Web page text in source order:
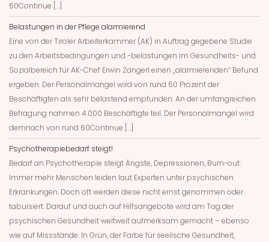
60Continue […]
Belastungen in der Pflege alarmierend
Eine von der Tiroler Arbeiterkammer (AK) in Auftrag gegebene Studie
zu den Arbeitsbedingungen und -belastungen im Gesundheits- und
Sozialbereich für AK-Chef Erwin Zangerl einen „alarmierenden“ Befund
ergeben. Der Personalmangel wird von rund 60 Prozent der
Beschäftigten als sehr belastend empfunden. An der umfangreichen
Befragung nahmen 4.000 Beschäftigte teil. Der Personalmangel wird
demnach von rund 60Continue […]
Psychotherapiebedarf steigt!
Bedarf an Psychotherapie steigt Ängste, Depressionen, Burn-out:
Immer mehr Menschen leiden laut Experten unter psychischen
Erkrankungen. Doch oft werden diese nicht ernst genommen oder
tabuisiert. Darauf und auch auf Hilfsangebote wird am Tag der
psychischen Gesundheit weltweit aufmerksam gemacht – ebenso
wie auf Missstände. In Grün, der Farbe für seelische Gesundheit,